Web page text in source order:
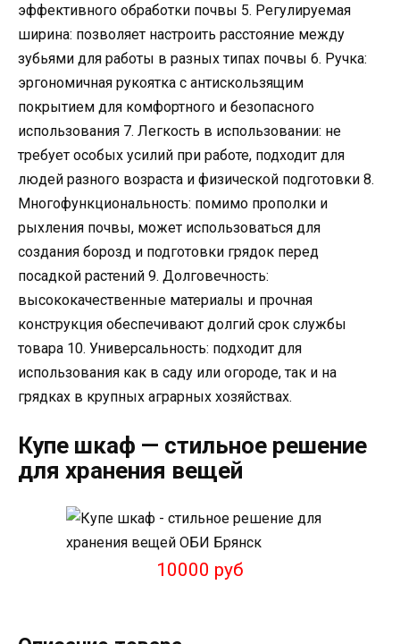
эффективного обработки почвы 5. Регулируемая
ширина: позволяет настроить расстояние между
зубьями для работы в разных типах почвы 6. Ручка:
эргономичная рукоятка с антискользящим
покрытием для комфортного и безопасного
использования 7. Легкость в использовании: не
требует особых усилий при работе, подходит для
людей разного возраста и физической подготовки 8.
Многофункциональность: помимо прополки и
рыхления почвы, может использоваться для
создания борозд и подготовки грядок перед
посадкой растений 9. Долговечность:
высококачественные материалы и прочная
конструкция обеспечивают долгий срок службы
товара 10. Универсальность: подходит для
использования как в саду или огороде, так и на
грядках в крупных аграрных хозяйствах.
Купе шкаф — стильное решение
для хранения вещей
10000 руб